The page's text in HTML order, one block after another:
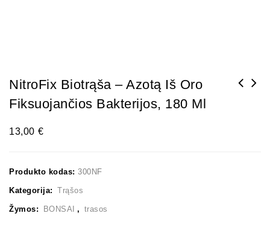
NitroFix Biotrąša – Azotą Iš Oro
Fiksuojančios Bakterijos, 180 Ml
13,00 €
Produkto kodas: 300NF
Kategorija: Trąšos
Žymos: BONSAI , trasos